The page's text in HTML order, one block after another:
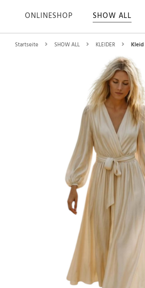
ONLINESHOP SHOW ALL
Startseite SHOW ALL KLEIDER Kleid